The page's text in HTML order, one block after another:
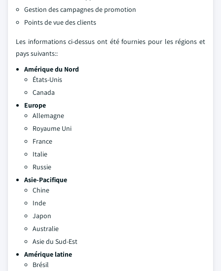
Gestion des campagnes de promotion
Points de vue des clients
Les informations ci-dessus ont été fournies pour les régions et
pays suivants::
Amérique du Nord
États-Unis
Canada
Europe
Allemagne
Royaume Uni
France
Italie
Russie
Asie-Pacifique
Chine
Inde
Japon
Australie
Asie du Sud-Est
Amérique latine
Brésil